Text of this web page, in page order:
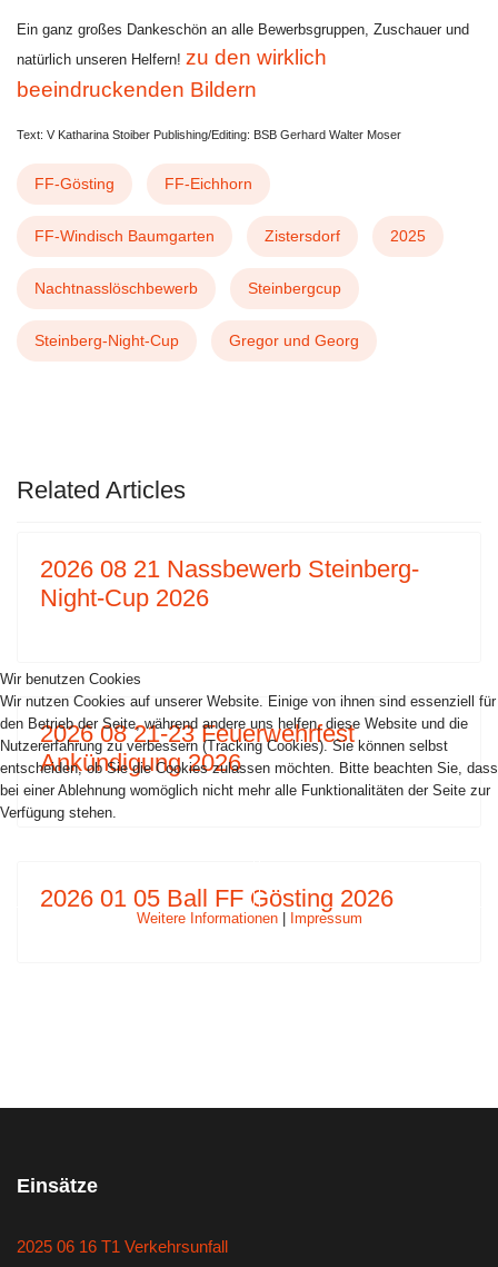
Ein ganz großes Dankeschön an alle Bewerbsgruppen, Zuschauer und
natürlich unseren Helfern! zu den wirklich
beeindruckenden Bildern
Text: V Katharina Stoiber Publishing/Editing: BSB Gerhard Walter Moser
FF-Gösting FF-Eichhorn
FF-Windisch Baumgarten Zistersdorf 2025
Nachtnasslöschbewerb Steinbergcup
Steinberg-Night-Cup Gregor und Georg
Related Articles
2026 08 21 Nassbewerb Steinberg-
Night-Cup 2026
2026 08 21-23 Feuerwehrfest
Ankündigung 2026
2026 01 05 Ball FF Gösting 2026
Einsätze
2025 06 16 T1 Verkehrsunfall
Wir benutzen Cookies
Wir nutzen Cookies auf unserer Website. Einige von ihnen sind essenziell für
den Betrieb der Seite, während andere uns helfen, diese Website und die
Nutzererfahrung zu verbessern (Tracking Cookies). Sie können selbst
entscheiden, ob Sie die Cookies zulassen möchten. Bitte beachten Sie, dass
bei einer Ablehnung womöglich nicht mehr alle Funktionalitäten der Seite zur
Verfügung stehen.
Weitere Informationen| Impressum